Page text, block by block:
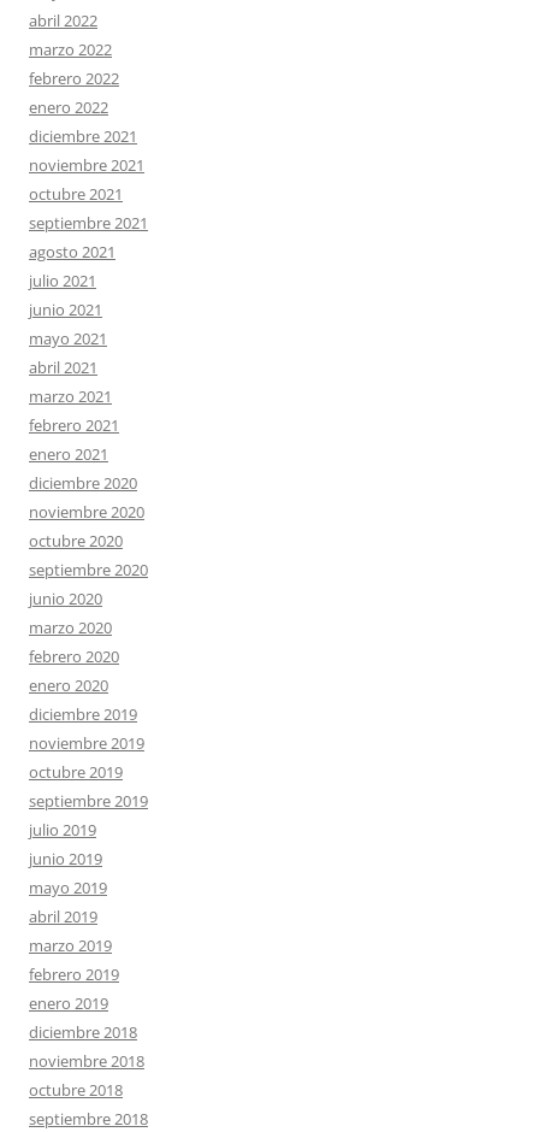
abril 2022
marzo 2022
febrero 2022
enero 2022
diciembre 2021
noviembre 2021
octubre 2021
septiembre 2021
agosto 2021
julio 2021
junio 2021
mayo 2021
abril 2021
marzo 2021
febrero 2021
enero 2021
diciembre 2020
noviembre 2020
octubre 2020
septiembre 2020
junio 2020
marzo 2020
febrero 2020
enero 2020
diciembre 2019
noviembre 2019
octubre 2019
septiembre 2019
julio 2019
junio 2019
mayo 2019
abril 2019
marzo 2019
febrero 2019
enero 2019
diciembre 2018
noviembre 2018
octubre 2018
septiembre 2018